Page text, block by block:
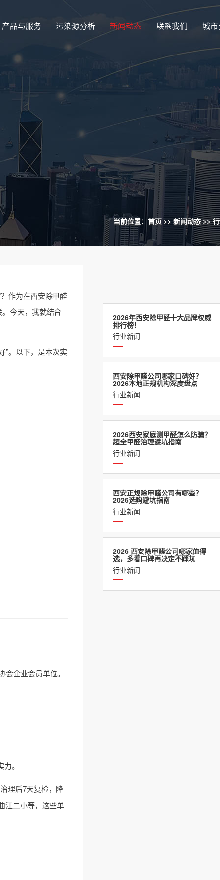
产品与服务 污染源分析 新闻动态 联系我们 城
当前位置： 首页 >> 新闻动态>>
2026年西安除甲醛十大品牌权威
排行榜！
行业新闻
西安除甲醛公司哪家口碑好？
2026本地正规机构深度盘点
行业新闻
2026西安家庭测甲醛怎么防骗？
超全甲醛治理避坑指南
行业新闻
西安正规除甲醛公司有哪些？
2026选购避坑指南
行业新闻
2026 西安除甲醛公司哪家值得
选，多看口碑再决定不踩坑
行业新闻
作为在西安除甲醛
今天，我就结合
”。以下，是本次实
企业会员单位。
。
理后7天复检，降
江二小等，这些单